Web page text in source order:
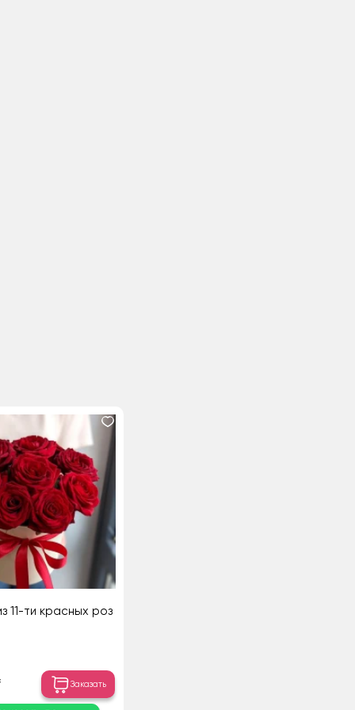
11-ти красных роз
Заказать